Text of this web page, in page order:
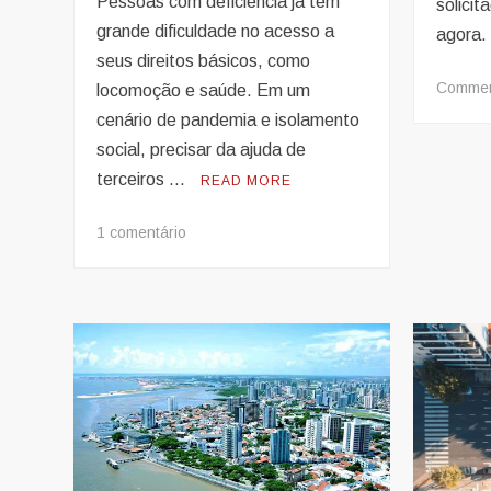
grande dificuldade no acesso a
seus direitos básicos, como
locomoção e saúde. Em um
cenário de pandemia e isolamento
social, precisar da ajuda de
terceiros …
READ MORE
1 comentário
tratamentos
acessibilidade
de
pessoas
com
deficiência